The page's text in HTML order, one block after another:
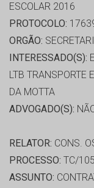
ESCOLAR 2016
PROTOCOLO:
ORGÃO:
INTERESSADO(S):
LTB TRANSPORTE
DA MOTTA
ADVOGADO(S):
RELATOR: CONS.
PROCESSO: TC/
ASSUNTO: